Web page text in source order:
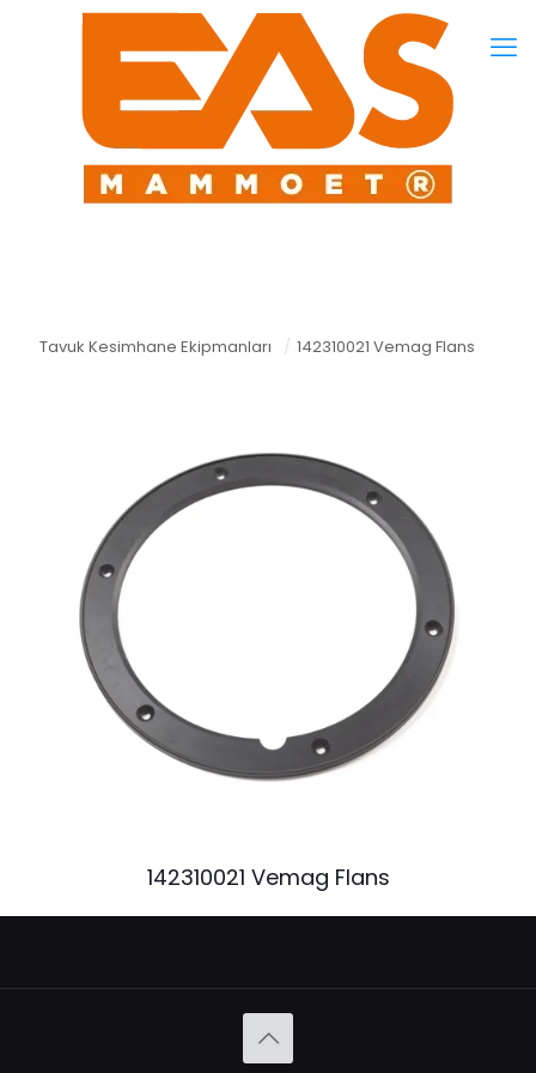
Tavuk Kesimhane Ekipmanları / 142310021 Vemag Flans
142310021 Vemag Flans